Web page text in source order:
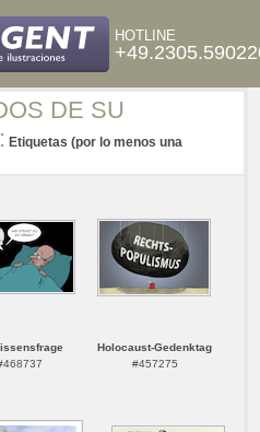
HOTLINE
DE SU
Etiquetas (por lo menos una
Holocaust-Gedenktag
#457275